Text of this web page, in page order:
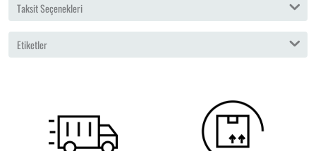
Taksit Seçenekleri
Etiketler